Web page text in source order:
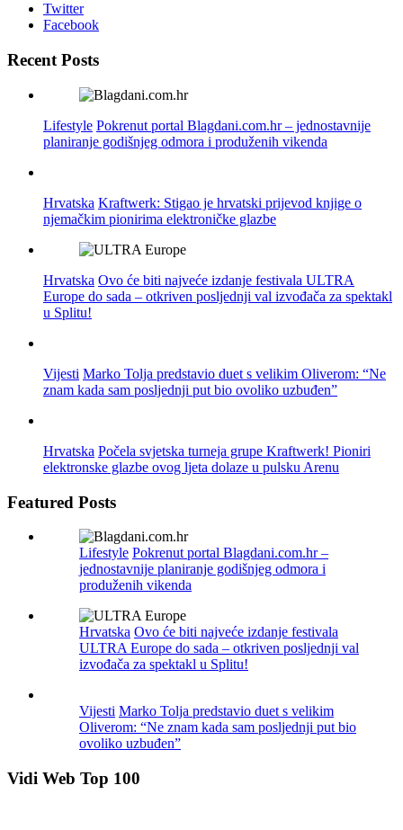
Twitter
Facebook
Recent Posts
Lifestyle Pokrenut portal Blagdani.com.hr – jednostavnije
planiranje godišnjeg odmora i produženih vikenda
Hrvatska Kraftwerk: Stigao je hrvatski prijevod knjige o
njemačkim pionirima elektroničke glazbe
Hrvatska Ovo će biti najveće izdanje festivala ULTRA
Europe do sada – otkriven posljednji val izvođača za spektakl
u Splitu!
Vijesti Marko Tolja predstavio duet s velikim Oliverom: “Ne
znam kada sam posljednji put bio ovoliko uzbuđen”
Hrvatska Počela svjetska turneja grupe Kraftwerk! Pioniri
elektronske glazbe ovog ljeta dolaze u pulsku Arenu
Featured Posts
Lifestyle Pokrenut portal Blagdani.com.hr –
jednostavnije planiranje godišnjeg odmora i
produženih vikenda
Hrvatska Ovo će biti najveće izdanje festivala
ULTRA Europe do sada – otkriven posljednji val
izvođača za spektakl u Splitu!
Vijesti Marko Tolja predstavio duet s velikim
Oliverom: “Ne znam kada sam posljednji put bio
ovoliko uzbuđen”
Vidi Web Top 100